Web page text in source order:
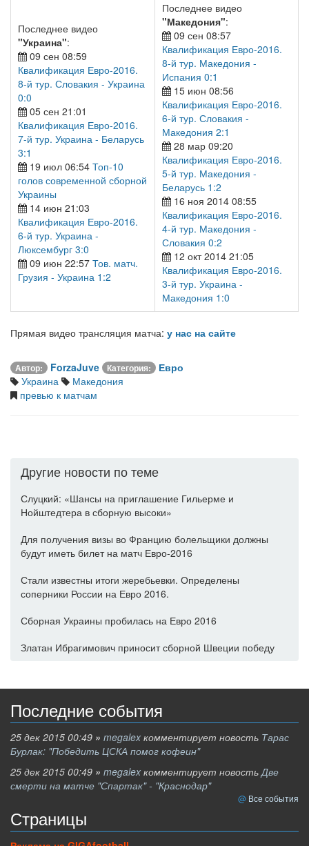
Последнее видео
"Украина":
09 сен 08:59
Квалификация Евро-2016.
8-й тур. Словакия - Украина
0:0
05 сен 21:01
Квалификация Евро-2016.
7-й тур. Украина - Беларусь
3:1
19 июл 06:54 Топ-10
голов современной сборной
Украины
14 июн 21:03
Квалификация Евро-2016.
6-й тур. Украина -
Люксембург 3:0
09 июн 22:57 Тов. матч.
Грузия - Украина 1:2
Последнее видео
"Македония":
09 сен 08:57
Квалификация Евро-2016.
8-й тур. Македония -
Испания 0:1
15 июн 08:56
Квалификация Евро-2016.
6-й тур. Словакия -
Македония 2:1
28 мар 09:20
Квалификация Евро-2016.
5-й тур. Македония -
Беларусь 1:2
16 ноя 2014 08:55
Квалификация Евро-2016.
4-й тур. Македония -
Словакия 0:2
12 окт 2014 21:05
Квалификация Евро-2016.
3-й тур. Украина -
Македония 1:0
Прямая видео трансляция матча: у нас на сайте
Автор: ForzaJuve Категория:
Евро
Украина
Македония
превью к матчам
Другие новости по теме
Слуцкий: «Шансы на приглашение Гильерме и
Нойштедтера в сборную высоки»
Для получения визы во Францию болельщики должны
будут иметь билет на матч Евро-2016
Стали известны итоги жеребьевки. Определены
соперники России на Евро 2016.
Сборная Украины пробилась на Евро 2016
Златан Ибрагимович приносит сборной Швеции победу
Последние события
25 дек 2015 00:49 » megalex комментирует новость Тарас
Бурлак: "Победить ЦСКА помог кофеин"
25 дек 2015 00:49 » megalex комментирует новостьДве
смерти на матче "Спартак" - "Краснодар"
Все события
Страницы